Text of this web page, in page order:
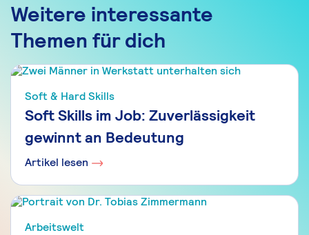
Weitere interessante
Themen für dich
Soft & Hard Skills
Soft Skills im Job: Zuverlässigkeit
gewinnt an Bedeutung
Artikel lesen
Arbeitswelt